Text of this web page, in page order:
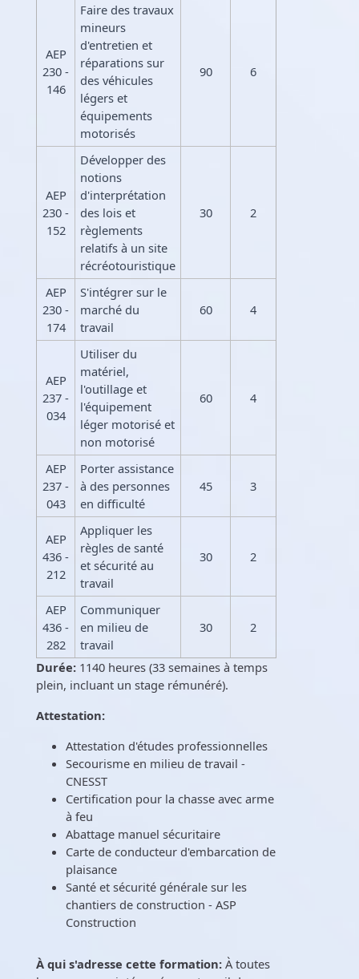
AEP
230 -
146
Faire des travaux
mineurs
d'entretien et
réparations sur
des véhicules
légers et
équipements
motorisés
90 6
AEP
230 -
152
Développer des
notions
d'interprétation
des lois et
règlements
relatifs à un site
récréotouristique
30 2
AEP
230 -
174
S'intégrer sur le
marché du
travail
60 4
AEP
237 -
034
Utiliser du
matériel,
l'outillage et
l'équipement
léger motorisé et
non motorisé
60 4
AEP
237 -
043
Porter assistance
à des personnes
en difficulté
45 3
AEP
436 -
212
Appliquer les
règles de santé
et sécurité au
travail
30 2
AEP
436 -
282
Communiquer
en milieu de
travail
30 2
Durée: 1140 heures (33 semaines à temps
plein, incluant un stage rémunéré).
Attestation:
Attestation d'études professionnelles
Secourisme en milieu de travail -
CNESST
Certification pour la chasse avec arme
à feu
Abattage manuel sécuritaire
Carte de conducteur d'embarcation de
plaisance
Santé et sécurité générale sur les
chantiers de construction - ASP
Construction
À qui s'adresse cette formation:À toutes